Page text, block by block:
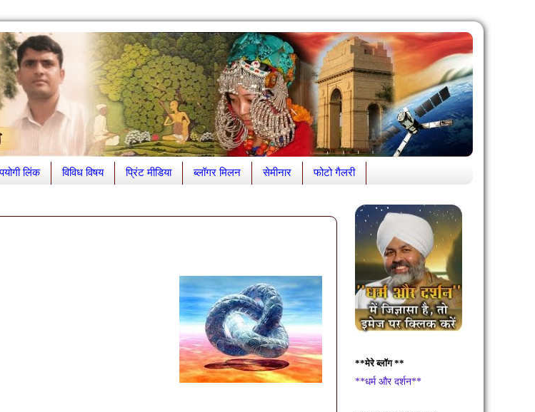
लिंक विविध विषय प्रिंट मीडिया ब्लॉगर मिलन सेमीनार फोटो गैलरी
**मेरे ब्लॉग **
**धर्म और दर्शन**